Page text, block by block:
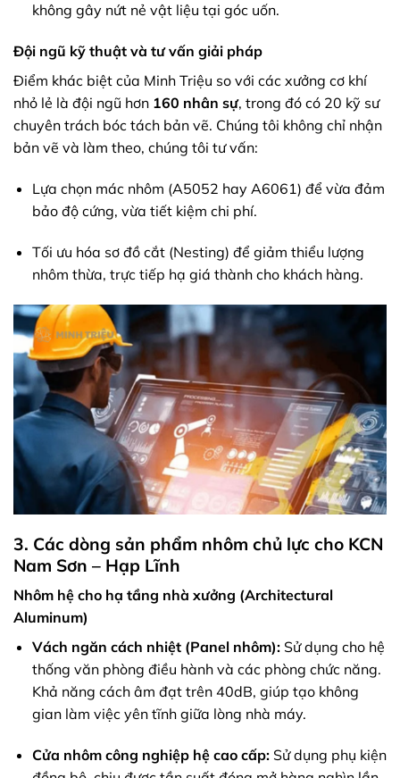
không gây nứt nẻ vật liệu tại góc uốn.
Đội ngũ kỹ thuật và tư vấn giải pháp
Điểm khác biệt của Minh Triệu so với các xưởng cơ khí
nhỏ lẻ là đội ngũ hơn 160 nhân sự, trong đó có 20 kỹ sư
chuyên trách bóc tách bản vẽ. Chúng tôi không chỉ nhận
bản vẽ và làm theo, chúng tôi tư vấn:
Lựa chọn mác nhôm (A5052 hay A6061) để vừa đảm
bảo độ cứng, vừa tiết kiệm chi phí.
Tối ưu hóa sơ đồ cắt (Nesting) để giảm thiểu lượng
nhôm thừa, trực tiếp hạ giá thành cho khách hàng.
3. Các dòng sản phẩm nhôm chủ lực cho KCN
Nam Sơn – Hạp Lĩnh
Nhôm hệ cho hạ tầng nhà xưởng (Architectural
Aluminum)
Vách ngăn cách nhiệt (Panel nhôm):Sử dụng cho hệ
thống văn phòng điều hành và các phòng chức năng.
Khả năng cách âm đạt trên 40dB, giúp tạo không
gian làm việc yên tĩnh giữa lòng nhà máy.
Cửa nhôm công nghiệp hệ cao cấp:Sử dụng phụ kiện